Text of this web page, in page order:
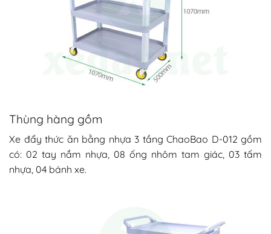
Thùng hàng gồm
Xe đẩy thức ăn bằng nhựa 3 tầng ChaoBao D-012 gồm
có: 02 tay nắm nhựa, 08 ống nhôm tam giác, 03 tấm
nhựa, 04 bánh xe.